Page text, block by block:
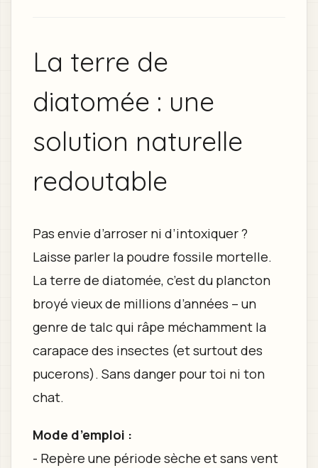
La terre de
diatomée : une
solution naturelle
redoutable
Pas envie d’arroser ni d’intoxiquer ?
Laisse parler la poudre fossile mortelle.
La terre de diatomée, c’est du plancton
broyé vieux de millions d’années – un
genre de talc qui râpe méchamment la
carapace des insectes (et surtout des
pucerons). Sans danger pour toi ni ton
chat.
Mode d’emploi :
- Repère une période sèche et sans vent